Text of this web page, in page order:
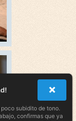
subidito de tono.
confirmas que ya